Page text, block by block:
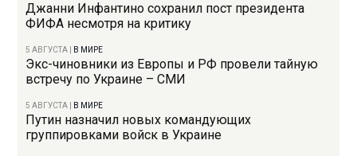
Джанни Инфантино сохранил пост президента
ФИФА несмотря на критику
5 АВГУСТА В МИРЕ
Экс-чиновники из Европы и РФ провели тайную
встречу по Украине – СМИ
5 АВГУСТА В МИРЕ
Путин назначил новых командующих
группировками войск в Украине